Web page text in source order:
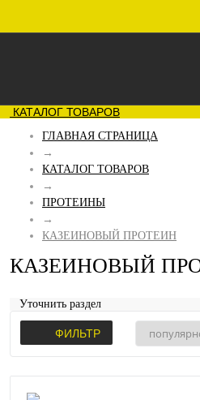
КАТАЛОГ ТОВАРОВ
ГЛАВНАЯ СТРАНИЦА
→
КАТАЛОГ ТОВАРОВ
→
ПРОТЕИНЫ
→
КАЗЕИНОВЫЙ ПРОТЕИН
КАЗЕИНОВЫЙ
Уточнить раздел
ФИЛЬТР